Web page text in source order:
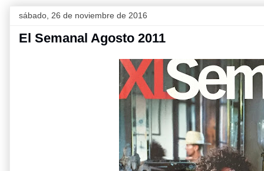
sábado, 26 de noviembre de 2016
El Semanal Agosto 2011